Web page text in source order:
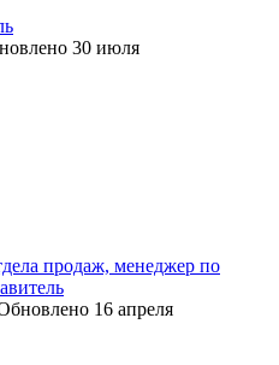
30 июля
продаж, менеджер по
16 апреля